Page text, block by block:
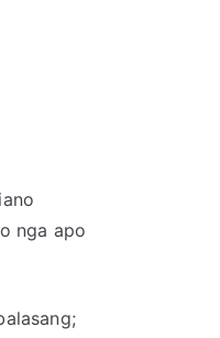
nga apo